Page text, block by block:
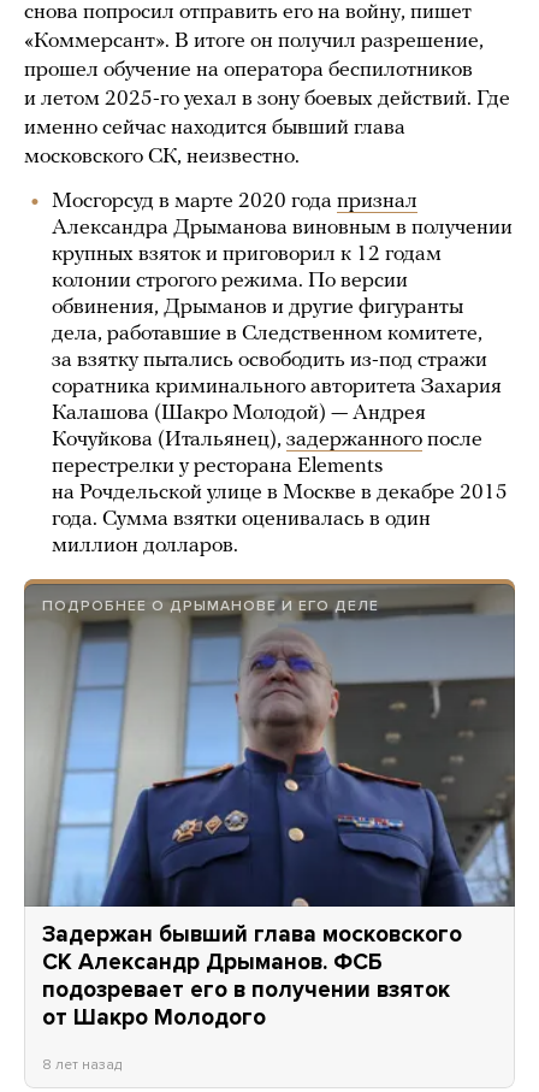
снова попросил отправить его на войну, пишет
«Коммерсант». В итоге он получил разрешение,
прошел обучение на оператора беспилотников
и летом 2025-го уехал в зону боевых действий. Где
именно сейчас находится бывший глава
московского СК, неизвестно.
Мосгорсуд в марте 2020 года признал
Александра Дрыманова виновным в получении
крупных взяток и приговорил к 12 годам
колонии строгого режима. По версии
обвинения, Дрыманов и другие фигуранты
дела, работавшие в Следственном комитете,
за взятку пытались освободить из-под стражи
соратника криминального авторитета Захария
Калашова (Шакро Молодой) — Андрея
Кочуйкова (Итальянец), задержанного после
перестрелки у ресторана Elements
на Рочдельской улице в Москве в декабре 2015
года. Сумма взятки оценивалась в один
миллион долларов.
ПОДРОБНЕЕ О ДРЫМАНОВЕ И ЕГО ДЕЛЕ
Задержан бывший глава московского
СК Александр Дрыманов. ФСБ
подозревает его в получении взяток
от Шакро Молодого
8 лет назад